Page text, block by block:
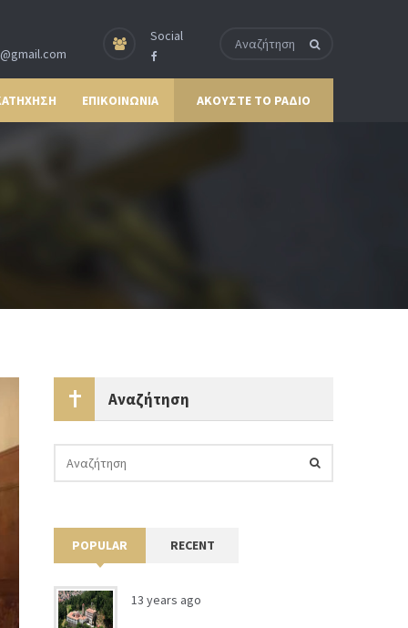
Social
ΕΠΙΚΟΙΝΩΝΙΑ ΑΚΟΥΣΤΕ ΤΟ ΡΑΔΙΟ
Αναζήτηση
POPULAR RECENT
13 years ago